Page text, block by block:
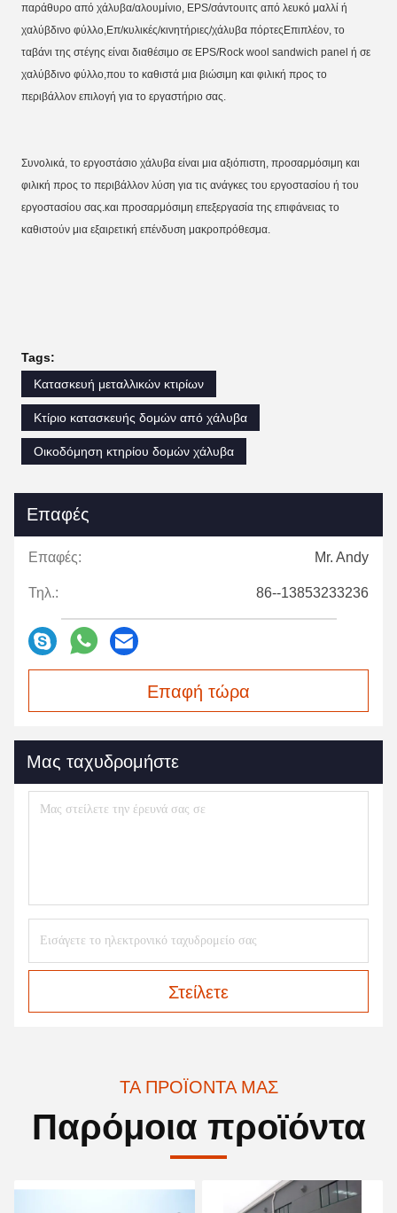
παράθυρο από χάλυβα/αλουμίνιο, EPS/σάντουιτς από λευκό μαλλί ή
χαλύβδινο φύλλο,Επ/κυλικές/κινητήριες/χάλυβα πόρτεςΕπιπλέον, το
ταβάνι της στέγης είναι διαθέσιμο σε EPS/Rock wool sandwich panel ή σε
χαλύβδινο φύλλο,που το καθιστά μια βιώσιμη και φιλική προς το
περιβάλλον επιλογή για το εργαστήριο σας.
Συνολικά, το εργοστάσιο χάλυβα είναι μια αξιόπιστη, προσαρμόσιμη και
φιλική προς το περιβάλλον λύση για τις ανάγκες του εργοστασίου ή του
εργοστασίου σας.και προσαρμόσιμη επεξεργασία της επιφάνειας το
καθιστούν μια εξαιρετική επένδυση μακροπρόθεσμα.
Tags:
Κατασκευή μεταλλικών κτιρίων
Κτίριο κατασκευής δομών από χάλυβα
Οικοδόμηση κτηρίου δομών χάλυβα
Επαφές
Επαφές: Mr. Andy
Τηλ.: 86--13853233236
Επαφή τώρα
Μας ταχυδρομήστε
Στείλετε
ΤΑ ΠΡΟΪΌΝΤΑ ΜΑΣ
Παρόμοια προϊόντα